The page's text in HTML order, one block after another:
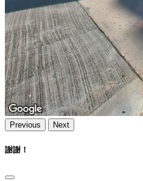
Previous Next
謝謝！